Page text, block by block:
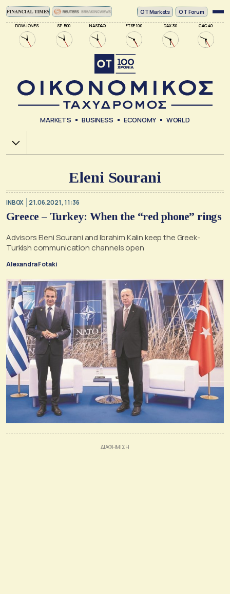
DOW JONES SP 500 NASDAQ FTSE 100 DAX 30 CAC 40
ΟΤ Markets OT Forum
MARKETS BUSINESS ECONOMY WORLD
Χ.Α.
Eleni Sourani
INBOX 21.06.2021, 11:36
Greece – Turkey: When the “red phone” rings
Advisors Eleni Sourani and Ibrahim Kalin keep the Greek-
Turkish communication channels open
Alexandra Fotaki